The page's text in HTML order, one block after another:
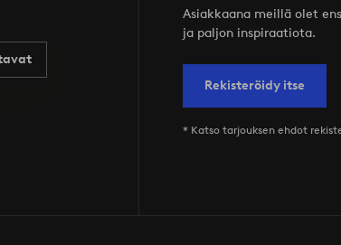
Asiakkaana meillä olet
ja paljon inspiraatiota.
Rekisteröidy itse
* Katso tarjouksen ehdot